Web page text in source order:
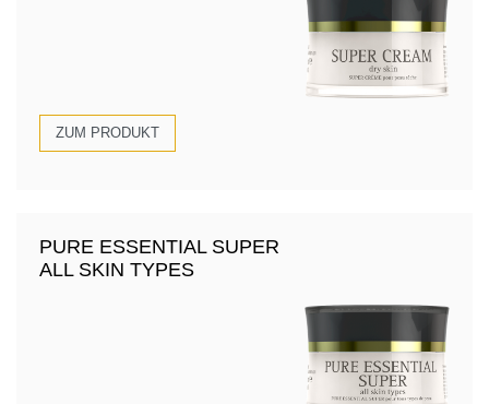
ZUM PRODUKT
PURE ESSENTIAL SUPER
ALL SKIN TYPES